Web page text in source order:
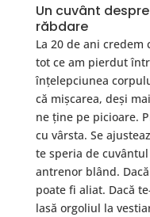
Un cuvânt
răbdare
La 20 de ani
tot ce am pierdut
înțelepciunea
că mișcarea, deși
ne ține pe picioare.
cu vârsta. Se
te speria de
antrenor blând.
poate fi aliat. Dacă
lasă orgoliul la